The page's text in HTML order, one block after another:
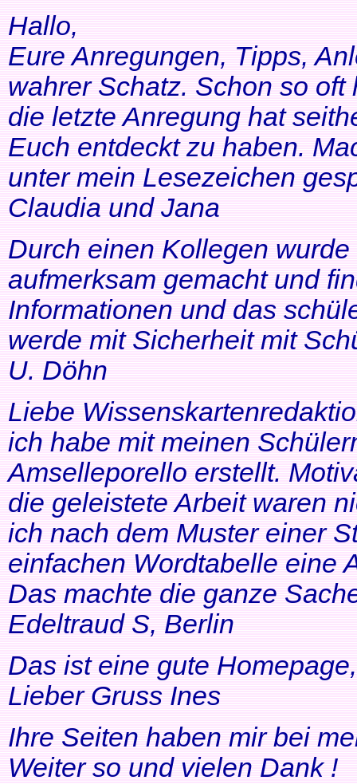
Hallo,
Eure Anregungen, Tipps,
wahrer Schatz. Schon so
die letzte Anregung hat
Euch entdeckt zu haben.
unter mein Lesezeichen
Claudia und Jana
Durch einen Kollegen
aufmerksam gemacht und
Informationen und das
werde mit Sicherheit mit
U. Döhn
Liebe
ich habe mit meinen
Amselleporello erstellt.
die geleistete Arbeit waren
ich nach dem Muster einer
einfachen Wordtabelle eine
Das machte die ganze
Edeltraud S, Berlin
Das ist eine gute
Lieber Gruss Ines
Ihre Seiten haben mir bei
Weiter so und vielen Dank !